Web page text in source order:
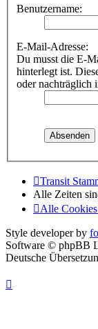
Benutzername:
E-Mail-Adresse:
Du musst die E-
hinterlegt ist.
oder nachträglich
Transit
Alle Zeiten
Alle
Style developer by
Software © phpBB
Deutsche